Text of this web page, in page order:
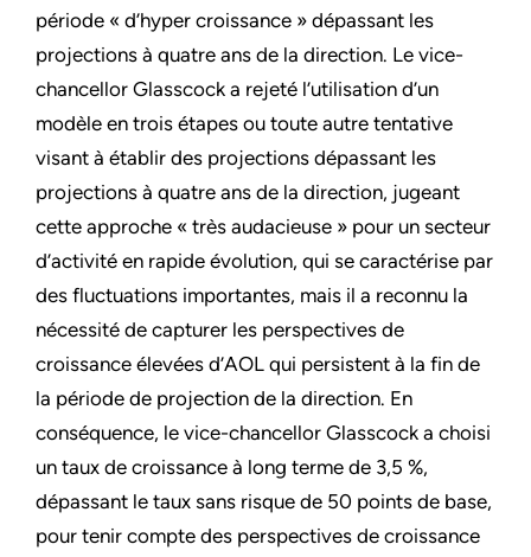
période « d’hyper croissance » dépassant les
projections à quatre ans de la direction. Le vice-
chancellor Glasscock a rejeté l’utilisation d’un
modèle en trois étapes ou toute autre tentative
visant à établir des projections dépassant les
projections à quatre ans de la direction, jugeant
cette approche « très audacieuse » pour un secteur
d’activité en rapide évolution, qui se caractérise par
des fluctuations importantes, mais il a reconnu la
nécessité de capturer les perspectives de
croissance élevées d’AOL qui persistent à la fin de
la période de projection de la direction. En
conséquence, le vice-chancellor Glasscock a choisi
un taux de croissance à long terme de 3,5 %,
dépassant le taux sans risque de 50 points de base,
pour tenir compte des perspectives de croissance